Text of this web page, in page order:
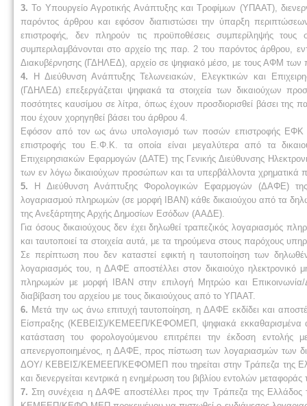
3.Το Υπουργείο Αγροτικής Ανάπτυξης και Τροφίμων (ΥΠΑΑΤ),
παρόντος άρθρου και εφόσον διαπιστώσει την ύπαρξη
επιστροφής, δεν πληρούν τις προϋποθέσεις συμπερίληψής
συμπεριλαμβάνονται στο αρχείο της παρ. 2 του παρόντος άρθρου,
Διακυβέρνησης (ΓΔΗΛΕΔ), αρχείο σε ψηφιακό μέσο, με τους ΑΦΜ
4.
Η Διεύθυνση Ανάπτυξης Τελωνειακών, Ελεγκτικών και
(ΓΔΗΛΕΔ) επεξεργάζεται ψηφιακά τα στοιχεία των δικαιούχων
ποσότητες καυσίμου σε λίτρα, όπως έχουν προσδιορισθεί βάσει
που έχουν χορηγηθεί βάσει του άρθρου 4.
Εφόσον από τον ως άνω υπολογισμό των ποσών επιστροφής ΕΦΚ
επιστροφής του Ε.Φ.Κ. τα οποία είναι μεγαλύτερα από τα
Επιχειρησιακών Εφαρμογών (ΔΑΤΕ) της Γενικής Διεύθυνσης
των εν λόγω δικαιούχων προσώπων και τα υπερβάλλοντα
5.
H Διεύθυνση Ανάπτυξης Φορολογικών Εφαρμογών (ΔΑΦΕ) της
λογαριασμού πληρωμών (σε μορφή ΙΒΑΝ) κάθε δικαιούχου από τα
της Ανεξάρτητης Αρχής Δημοσίων Εσόδων (ΑΑΔΕ).
Για όσους δικαιούχους δεν έχει δηλωθεί τραπεζικός λογαριασμός
και ταυτοποιεί τα στοιχεία αυτά, με τα τηρούμενα στους παρόχους
Σε περίπτωση που δεν καταστεί εφικτή η ταυτοποίηση των
λογαριασμός του, η ΔΑΦΕ αποστέλλει στον δικαιούχο ηλεκτρονικό
πληρωμών με μορφή ΙΒΑΝ στην επιλογή Μητρώο και
διαβίβαση του αρχείου με τους δικαιούχους από το ΥΠΑΑΤ.
6. Μετά την ως άνω επιτυχή ταυτοποίηση, η ΔΑΦΕ εκδίδει και
Είσπραξης (ΚΕΒΕΙΣ)/ΚΕΜΕEΠ/ΚΕΦΟΜΕΠ, ψηφιακά εκκαθαρισμένα
κατάσταση του φορολογούμενου επιτρέπει την έκδοση εντολής
απενεργοποιημένος, η ΔΑΦΕ, προς πίστωση των λογαριασμών των
ΔΟΥ/ ΚΕΒΕΙΣ/ΚΕΜΕEΠ/ΚΕΦΟΜΕΠ που τηρείται στην Τράπεζα της
και διενεργείται κεντρικά η ενημέρωση του βιβλίου εντολών
7. Στη συνέχεια η ΔΑΦΕ αποστέλλει προς την Τράπεζα της